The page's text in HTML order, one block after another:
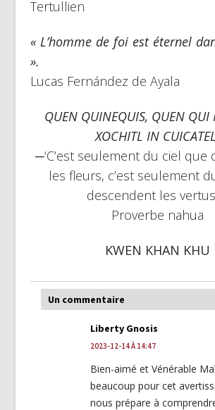
Tertullien
« L’homme de foi est éternel
».
Lucas Fernández de Ayala
QUEN QUINEQUIS, QUEN QUI
XOCHITL IN
─‘C’est seulement du ciel que
les fleurs, c’est seulement
descendent les
Proverbe nahua
KWEN KHAN KHU
Un commentaire
Liberty Gnosis
2023-12-14 À 14:47
Bien-aimé et Vénérable
beaucoup pour cet
nous prépare à